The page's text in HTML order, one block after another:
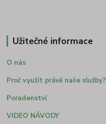
Užitečné informace
O nás
Proč využít právě naše služby?
Poradenství
VIDEO NÁVODY